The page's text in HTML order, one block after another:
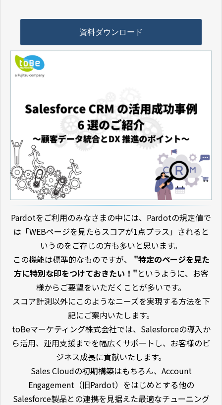
資料ダウンロード
Pardotをご利用のみなさまの中には、Pardotの規定値で
は「WEBページを見たらスコアが1点プラス」されると
いうのをご存じの方も多いと思います。
この機能は標準的なものですが、
"特定のページを見た
方に特別な印をつけておきたい！"というように、お客
様からご要望をいただくことが多いです。
スコア計測以外にこのようなニーズを実現する方法を下
記にご案内いたします。
toBeマーケティング株式会社では、Salesforceの導入か
ら活用、運用支援までを幅広くサポートし、お客様のビ
ジネス成長に貢献いたします。
Sales Cloudの初期構築はもちろん、Account
Engagement（旧Pardot）をはじめとする他の
Salesforce製品との連携を見据えた最適なチューニング